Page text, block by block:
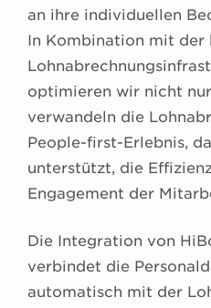
an ihre individuellen
In Kombination mit der
optimieren wir nicht
verwandeln die
People-first-Erlebnis,
unterstützt, die
Engagement der
Die Integration von
verbindet die
automatisch mit der